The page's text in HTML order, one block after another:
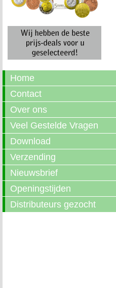
Home
Contact
Over ons
Veel Gestelde Vragen
Download
Verzending
Nieuwsbrief
Openingstijden
Distributeurs gezocht